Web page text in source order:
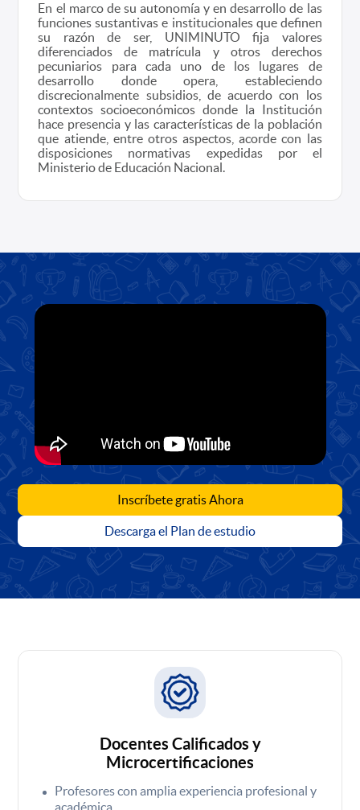
En el marco de su autonomía y en desarrollo de las
funciones sustantivas e institucionales que definen
su razón de ser, UNIMINUTO fija valores
diferenciados de matrícula y otros derechos
pecuniarios para cada uno de los lugares de
desarrollo donde opera, estableciendo
discrecionalmente subsidios, de acuerdo con los
contextos socioeconómicos donde la Institución
hace presencia y las características de la población
que atiende, entre otros aspectos, acorde con las
disposiciones normativas expedidas por el
Ministerio de Educación Nacional.
Inscríbete gratis Ahora
Descarga el Plan de estudio
Docentes Calificados y
Microcertificaciones
Profesores con amplia experiencia profesional y
académica.